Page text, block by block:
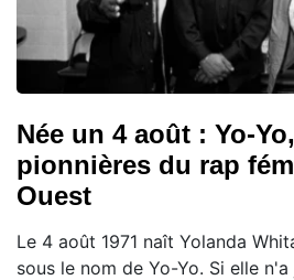
Née un 4 août : Yo-
pionnières du rap
Ouest
Le 4 août 1971 naît Yolanda
sous le nom de Yo-Yo. Si elle